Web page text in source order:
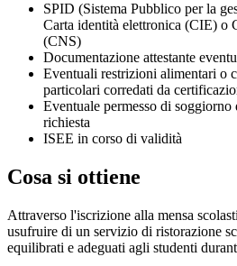
SPID (Sistema Pubblico per la
Carta identità elettronica (CIE) o
(CNS)
Documentazione attestante
Eventuali restrizioni alimentari o
particolari corredati da
Eventuale permesso di soggiorno
richiesta
ISEE in corso di validità
Cosa si ottiene
Attraverso l'iscrizione alla mensa
usufruire di un servizio di ristorazione
equilibrati e adeguati agli studenti